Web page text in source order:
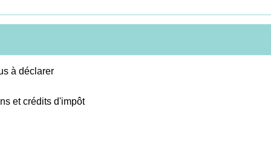
à déclarer
et crédits d'impôt